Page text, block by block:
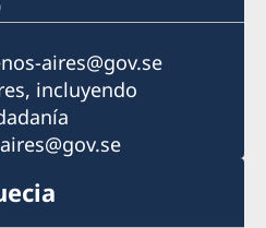
aires@gov.se
incluyendo